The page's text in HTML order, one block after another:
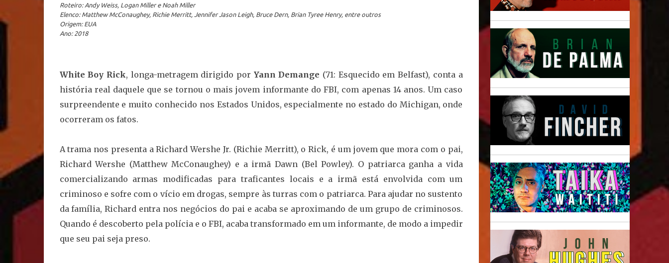
Roteiro: Andy Weiss, Logan Miller e Noah Miller
Elenco: Matthew McConaughey, Richie Merritt, Jennifer Jason Leigh, Bruce Dern, Brian Tyree Henry, entre outros
Origem: EUA
Ano: 2018
White Boy Rick, longa-metragem dirigido por Yann Demange (71: Esquecido em Belfast), conta a
história real daquele que se tornou o mais jovem informante do FBI, com apenas 14 anos. Um caso
surpreendente e muito conhecido nos Estados Unidos, especialmente no estado do Michigan, onde
ocorreram os fatos.
A trama nos presenta a Richard Wershe Jr. (Richie Merritt), o Rick, é um jovem que mora com o pai,
Richard Wershe (Matthew McConaughey) e a irmã Dawn (Bel Powley). O patriarca ganha a vida
comercializando armas modificadas para traficantes locais e a irmã está envolvida com um
criminoso e sofre com o vício em drogas, sempre às turras com o patriarca. Para ajudar no sustento
da família, Richard entra nos negócios do pai e acaba se aproximando de um grupo de criminosos.
Quando é descoberto pela polícia e o FBI, acaba transformado em um informante, de modo a impedir
que seu pai seja preso.